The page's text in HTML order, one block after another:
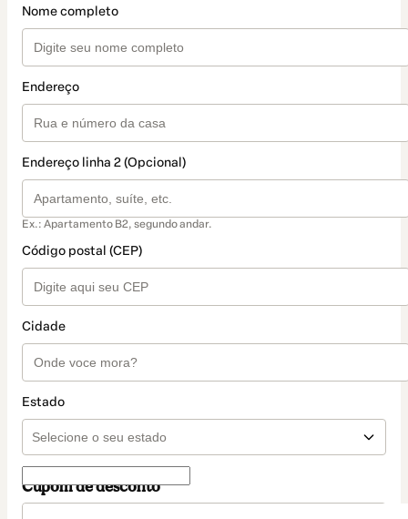
Nome completo
Endereço
Endereço linha 2 (Opcional)
Ex.: Apartamento B2, segundo andar.
Código postal (CEP)
Cidade
Estado
Cupom de desconto